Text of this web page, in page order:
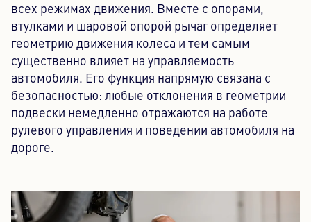
всех режимах движения. Вместе с опорами,
втулками и шаровой опорой рычаг определяет
геометрию движения колеса и тем самым
существенно влияет на управляемость
автомобиля. Его функция напрямую связана с
безопасностью: любые отклонения в геометрии
подвески немедленно отражаются на работе
рулевого управления и поведении автомобиля на
дороге.